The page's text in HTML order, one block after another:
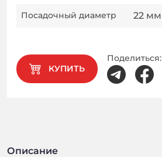
Посадочный диаметр 22 мм
КУПИТЬ
Поделиться:
Описание